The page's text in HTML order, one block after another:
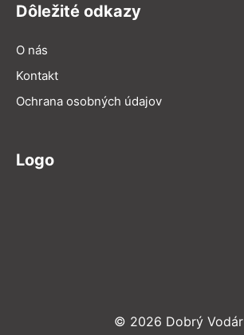
Dôležité odkazy
O nás
Kontakt
Ochrana osobných údajov
Logo
© 2026 Dobrý Vodár